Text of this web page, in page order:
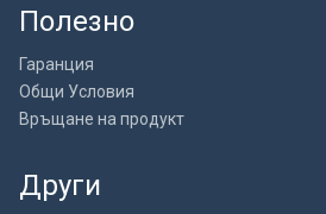
Полезно
Гаранция
Общи Условия
Връщане на продукт
Други